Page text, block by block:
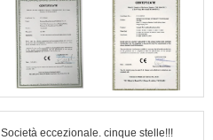
Società eccezionale. cinque stelle!!!